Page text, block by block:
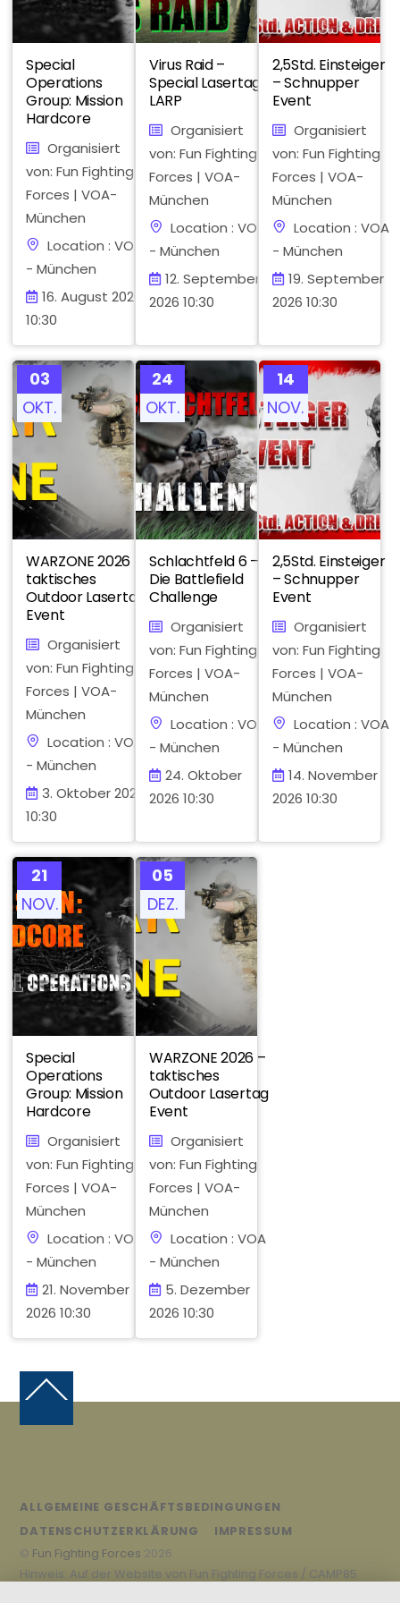
Special
Operations
Group: Mission
Hardcore
Organisiert
von: Fun Fighting
Forces | VOA-
München
Location : VOA
- München
16. August 2026
10:30
Virus Raid –
Special Lasertag
LARP
Organisiert
von: Fun Fighting
Forces | VOA-
München
Location : VOA
- München
12. September
2026 10:30
2,5Std. Einsteiger
– Schnupper
Event
Organisiert
von: Fun Fighting
Forces | VOA-
München
Location : VOA
- München
19. September
2026 10:30
03
OKT.
WARZONE 2026 –
taktisches
Outdoor Lasertag
Event
Organisiert
von: Fun Fighting
Forces | VOA-
München
Location : VOA
- München
3. Oktober 2026
10:30
24
OKT.
Schlachtfeld 6 –
Die Battlefield
Challenge
Organisiert
von: Fun Fighting
Forces | VOA-
München
Location : VOA
- München
24. Oktober
2026 10:30
14
NOV.
2,5Std. Einsteiger
– Schnupper
Event
Organisiert
von: Fun Fighting
Forces | VOA-
München
Location : VOA
- München
14. November
2026 10:30
21
NOV.
Special
Operations
Group: Mission
Hardcore
Organisiert
von: Fun Fighting
Forces | VOA-
München
Location : VOA
- München
21. November
2026 10:30
05
DEZ.
WARZONE 2026 –
taktisches
Outdoor Lasertag
Event
Organisiert
von: Fun Fighting
Forces | VOA-
München
Location : VOA
- München
5. Dezember
2026 10:30
Back
Top
ALLGEMEINE GESCHÄFTSBEDINGUNGEN
DATENSCHUTZERKLÄRUNG
IMPRESSUM
© Fun Fighting Forces 2026
Hinweis: Auf der Website von Fun Fighting Forces / CAMP85